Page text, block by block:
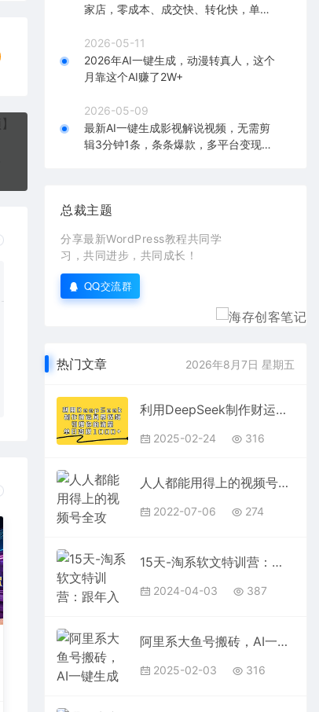
家店，零成本、成交快、转化快，单店
2026-05-11
2026年AI一键生成，动漫转真人，这个
月靠这个AI赚了2W+
2026-05-09
最新AI一键生成影视解说视频，无需剪
辑3分钟1条，条条爆款，多平台变现日
总裁主题
分享最新WordPress教程共同学
习，共同进步，共同成长！
QQ交流群
热门文章 2026年8月7日 星期五
利用DeepSeek制作财运风景视频，引爆你的流量，单日变现1000+
2025-02-24 316
人人都能用得上的视频号全攻略，每天7分钟，抓住红利赚大钱！
2022-07-06 274
15天-淘系软文特训营：跟年入50万的淘系软文导师，学习月收过万的淘系软文
2024-04-03 387
阿里系大鱼号搬砖，AI一键生成作品，新手小白日入500+
2025-02-03 316